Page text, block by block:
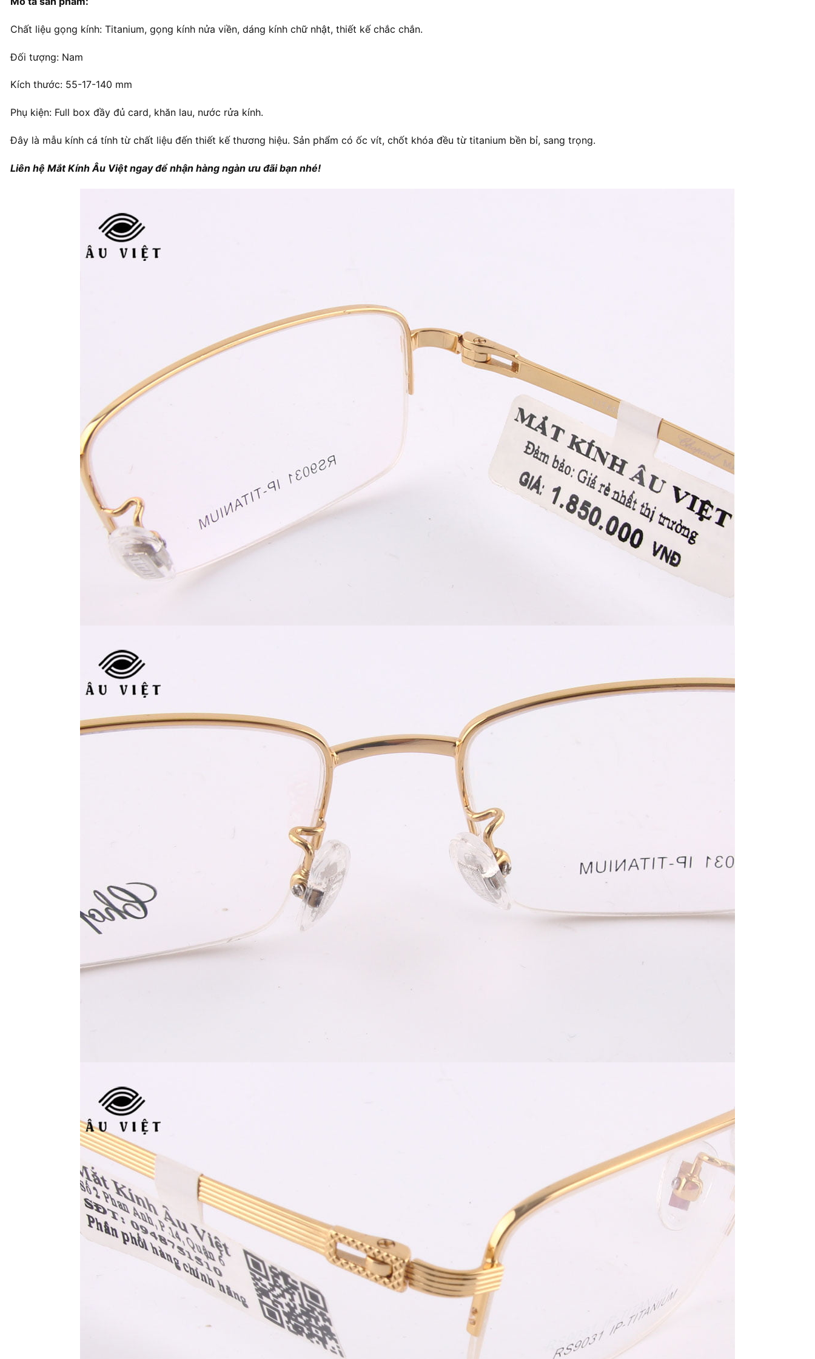
Chất liệu gọng kính: Titanium, gọng kính nửa viền, dáng kính chữ nhật, thiết kế chắc chắn.
Đối tượng: Nam
Kích thước: 55-17-140 mm
Phụ kiện: Full box đầy đủ card, khăn lau, nước rửa kính.
Đây là mẫu kính cá tính từ chất liệu đến thiết kế thương hiệu. Sản phẩm có ốc vít, chốt khóa đều từ titanium bền bỉ, sang trọng.
Liên hệ Mắt Kính Âu Việt ngay để nhận hàng ngàn ưu đãi bạn nhé!